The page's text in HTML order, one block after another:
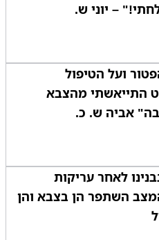
– יוני ש.
ועל הטיפול
התייאשתי מהצבא
אביה ש. כ.
לאחר עריקות
השתפר הן בצבא והן